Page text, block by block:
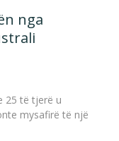
nga
25 të tjerë u
mysafirë të një